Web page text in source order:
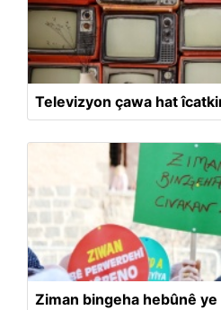
Televizyon çawa hat
Ziman bingeha hebûnê